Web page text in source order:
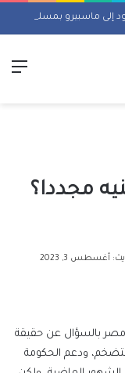
عن رواية لإحسان عبد القدوس .. نبيلة عبيد تعود إلى ماسبيرو بمسلسل إذاعي
مجددا؟
أغسطس 3, 2023
مصر بالسؤال عن حقيقة
ودعم الحكومة